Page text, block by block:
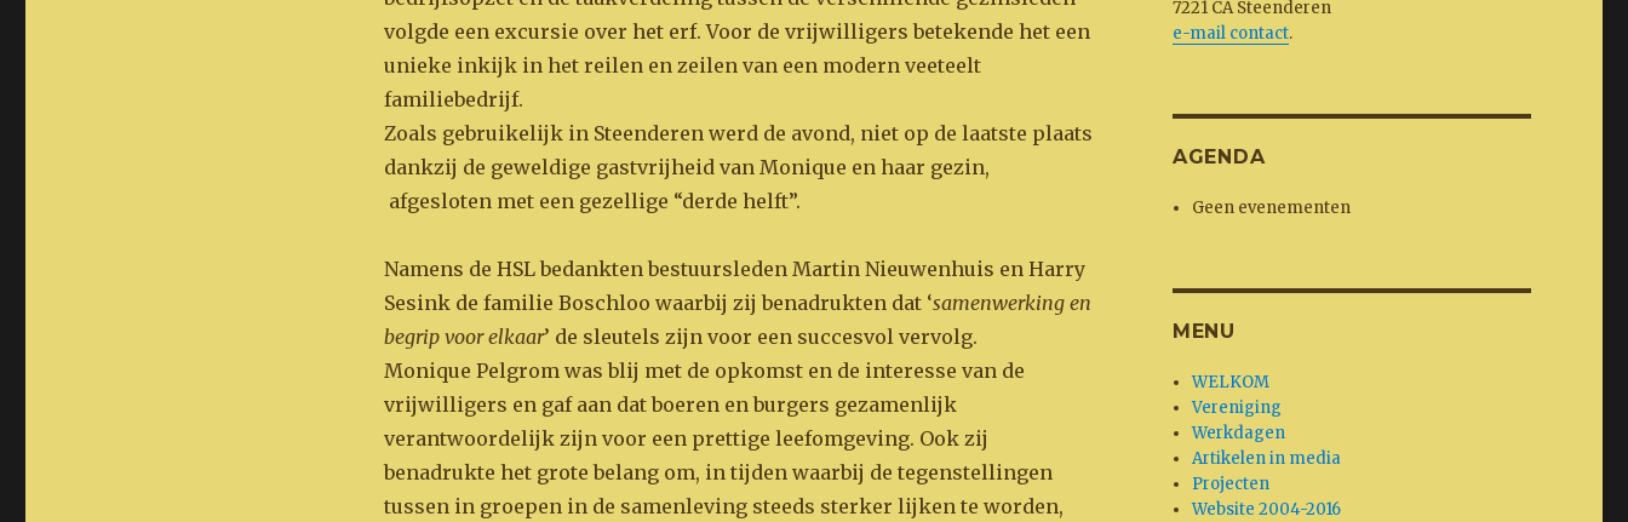
volgde een excursie over het erf. Voor de vrijwilligers betekende het een
unieke inkijk in het reilen en zeilen van een modern veeteelt
familiebedrijf.
Zoals gebruikelijk in Steenderen werd de avond, niet op de laatste plaats
dankzij de geweldige gastvrijheid van Monique en haar gezin,
afgesloten met een gezellige “derde helft”.
Namens de HSL bedankten bestuursleden Martin Nieuwenhuis en Harry
Sesink de familie Boschloo waarbij zij benadrukten dat ‘samenwerking en
begrip voor elkaar’ de sleutels zijn voor een succesvol vervolg.
Monique Pelgrom was blij met de opkomst en de interesse van de
vrijwilligers en gaf aan dat boeren en burgers gezamenlijk
verantwoordelijk zijn voor een prettige leefomgeving. Ook zij
benadrukte het grote belang om, in tijden waarbij de tegenstellingen
tussen in groepen in de samenleving steeds sterker lijken te worden,
7221 CA Steenderen
e-mail contact.
AGENDA
Geen evenementen
MENU
WELKOM
Vereniging
Werkdagen
Artikelen in media
Projecten
Website 2004-2016